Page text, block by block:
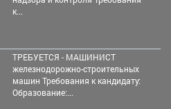
к...
ТРЕБУЕТСЯ - МАШИНИСТ
железнодорожно-строительных
машин Требования к кандидату:
Образование:...